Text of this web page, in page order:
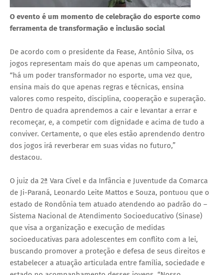
O evento é um momento de celebração do esporte como
ferramenta de transformação e inclusão social
De acordo com o presidente da Fease, Antônio Silva, os
jogos representam mais do que apenas um campeonato,
“há um poder transformador no esporte, uma vez que,
ensina mais do que apenas regras e técnicas, ensina
valores como respeito, disciplina, cooperação e superação.
Dentro de quadra aprendemos a cair e levantar a errar e
recomeçar, e, a competir com dignidade e acima de tudo a
conviver. Certamente, o que eles estão aprendendo dentro
dos jogos irá reverberar em suas vidas no futuro,”
destacou.
O juiz da 2ª Vara Cível e da Infância e Juventude da Comarca
de Ji-Paraná, Leonardo Leite Mattos e Souza, pontuou que o
estado de Rondônia tem atuado atendendo ao padrão do –
Sistema Nacional de Atendimento Socioeducativo (Sinase)
que visa a organização e execução de medidas
socioeducativas para adolescentes em conflito com a lei,
buscando promover a proteção e defesa de seus direitos e
estabelecer a atuação articulada entre família, sociedade e